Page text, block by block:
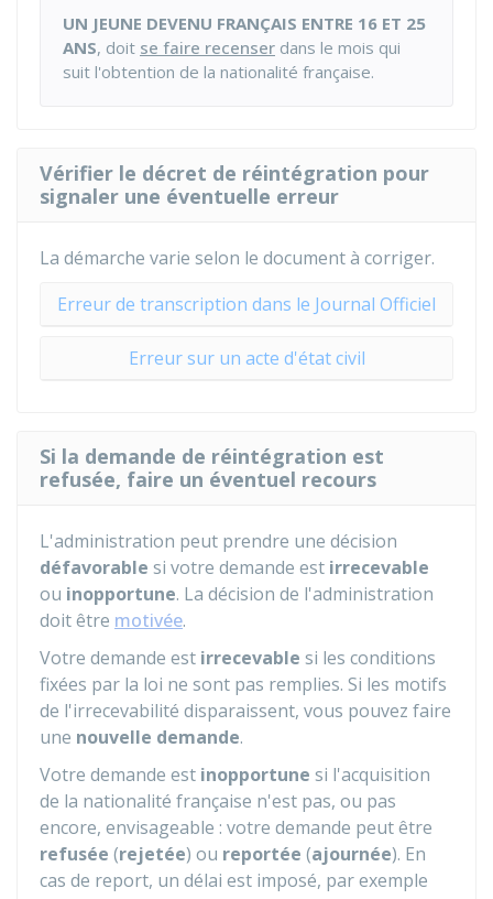
UN JEUNE DEVENU FRANÇAIS ENTRE 16 ET 25
ANS, doit se faire recenser dans le mois qui
suit l'obtention de la nationalité française.
Vérifier le décret de réintégration pour
signaler une éventuelle erreur
La démarche varie selon le document à corriger.
Erreur de transcription dans le Journal Officiel
Erreur sur un acte d'état civil
Si la demande de réintégration est
refusée, faire un éventuel recours
L'administration peut prendre une décision
défavorable si votre demande est irrecevable
ou inopportune. La décision de l'administration
doit être motivée.
Votre demande est irrecevable si les conditions
fixées par la loi ne sont pas remplies. Si les motifs
de l'irrecevabilité disparaissent, vous pouvez faire
une nouvelle demande.
Votre demande est inopportune si l'acquisition
de la nationalité française n'est pas, ou pas
encore, envisageable : votre demande peut être
refusée (rejetée) ou reportée (ajournée). En
cas de report, un délai est imposé, par exemple